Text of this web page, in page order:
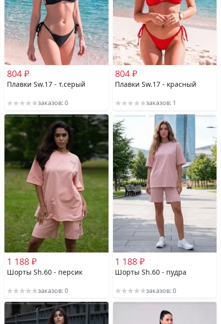
804 ₽
Плавки Sw.17 - т.серый
заказов: 0
804 ₽
Плавки Sw.17 - красный
заказов: 1
1 188 ₽
Шорты Sh.60 - персик
заказов: 0
1 188 ₽
Шорты Sh.60 - пудра
заказов: 0